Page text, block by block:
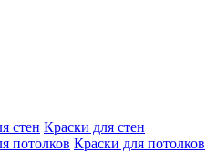
Краски для стен
Краски для потолков